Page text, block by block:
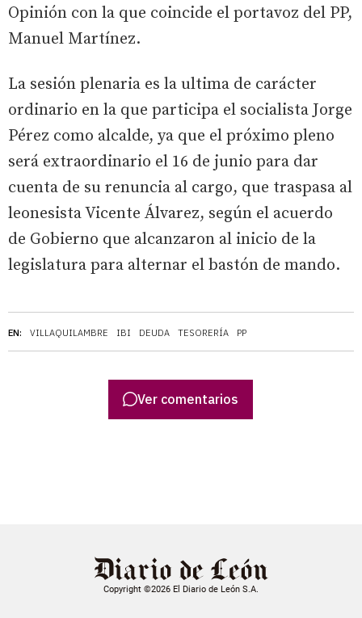
EN: VILLAQUILAMBRE IBI DEUDA TESORERÍA PP
Opinión con la que coincide el portavoz del PP,
Manuel Martínez.
La sesión plenaria es la ultima de carácter
ordinario en la que participa el socialista Jorge
Pérez como alcalde, ya que el próximo pleno
será extraordinario el 16 de junio para dar
cuenta de su renuncia al cargo, que traspasa al
leonesista Vicente Álvarez, según el acuerdo
de Gobierno que alcanzaron al inicio de la
legislatura para alternar el bastón de mando.
Ver comentarios
Copyright ©2026 El Diario de León S.A.